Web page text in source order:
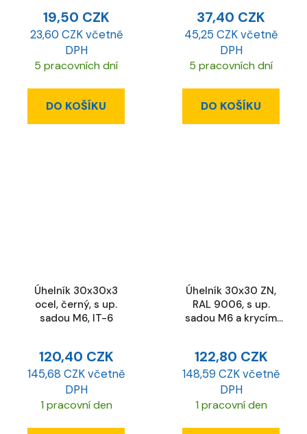
19,50 CZK
23,60 CZK včetně
DPH
5 pracovních dní
DO KOŠÍKU
37,40 CZK
45,25 CZK včetně
DPH
5 pracovních dní
DO KOŠÍKU
Úhelník 30x30x3
ocel, černý, s up.
sadou M6, IT-6
120,40 CZK
145,68 CZK včetně
DPH
1 pracovní den
Úhelník 30x30 ZN,
RAL 9006, s up.
sadou M6 a krycím
122,80 CZK
148,59 CZK včetně
DPH
1 pracovní den